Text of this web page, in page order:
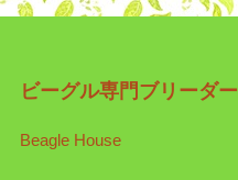
ビーグル専門ブリーダー
Beagle House